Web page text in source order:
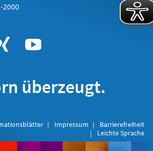
2000
überzeugt.
Impressum
Barrierefreiheit
Leichte Sprache